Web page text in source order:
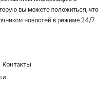
вы можете положиться, что
новостей в режиме 24/7.
Контакты